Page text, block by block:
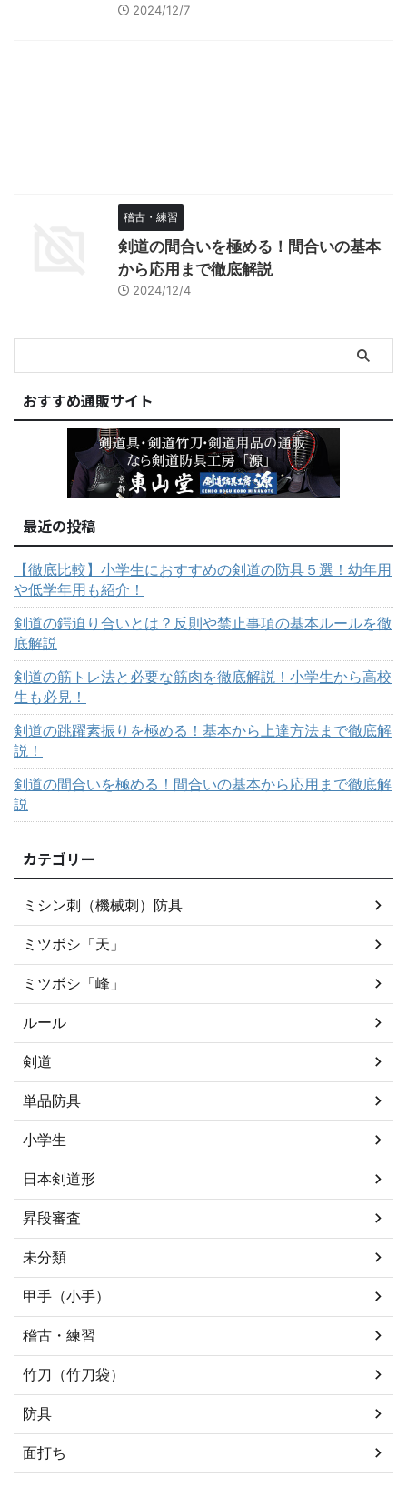
2024/12/7
稽古・練習
剣道の間合いを極める！間合いの基本
から応用まで徹底解説
2024/12/4
おすすめ通販サイト
最近の投稿
【徹底比較】小学生におすすめの剣道の防具５選！幼年用
や低学年用も紹介！
剣道の鍔迫り合いとは？反則や禁止事項の基本ルールを徹
底解説
剣道の筋トレ法と必要な筋肉を徹底解説！小学生から高校
生も必見！
剣道の跳躍素振りを極める！基本から上達方法まで徹底解
説！
剣道の間合いを極める！間合いの基本から応用まで徹底解
説
カテゴリー
ミシン刺（機械刺）防具
ミツボシ「天」
ミツボシ「峰」
ルール
剣道
単品防具
小学生
日本剣道形
昇段審査
未分類
甲手（小手）
稽古・練習
竹刀（竹刀袋）
防具
面打ち